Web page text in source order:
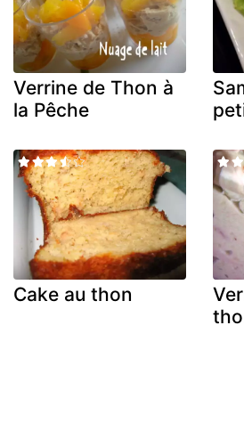
Verrine de Thon à
la Pêche
Cake au thon